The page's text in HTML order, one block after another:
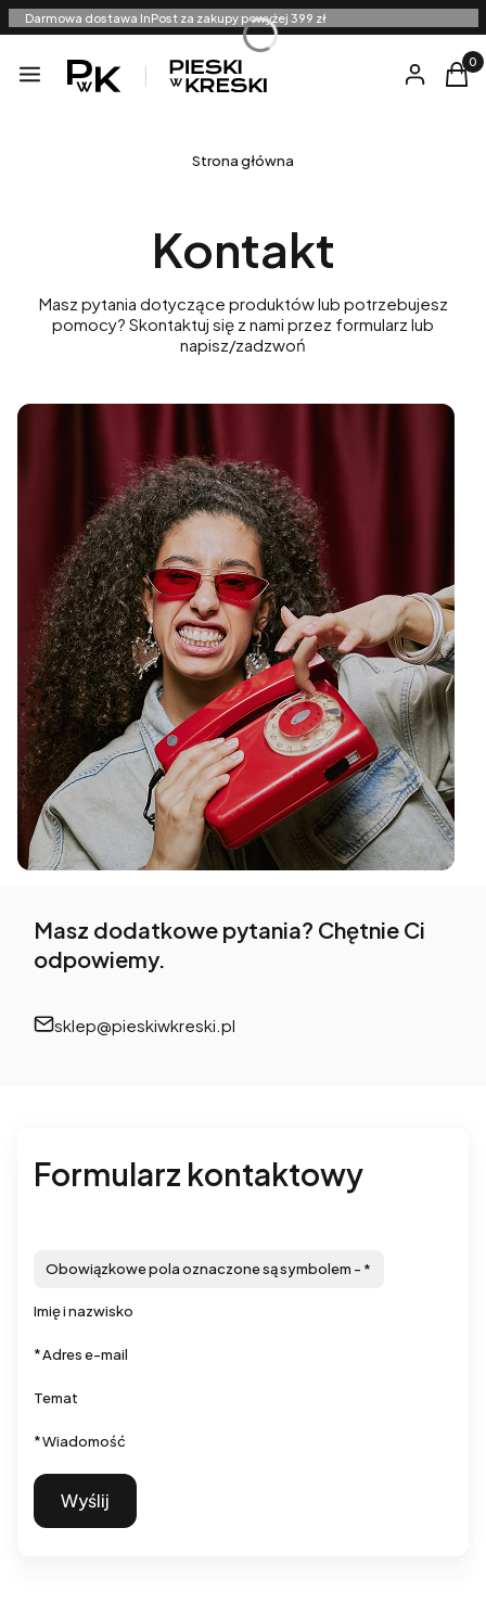
Darmowa dostawa InPost za zakupy powyżej 399 zł
Menu Zaloguj się
Strona główna
Kontakt
Masz pytania dotyczące produktów lub potrzebujesz
pomocy? Skontaktuj się z nami przez formularz lub
napisz/zadzwoń
Masz dodatkowe pytania? Chętnie Ci
odpowiemy.
sklep@pieskiwkreski.pl
Formularz kontaktowy
Obowiązkowe pola oznaczone są symbolem - *
Imię i nazwisko
*Adres e-mail
Temat
*Wiadomość
Wyślij